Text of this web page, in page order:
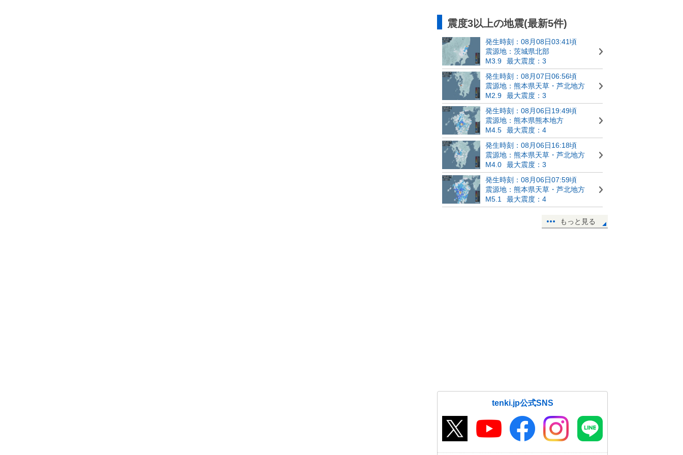
震度3以上の地震(最新5件)
発生時刻：08月08日03:41頃
震源地：茨城県北部
M3.9
最大震度：3
発生時刻：08月07日06:56頃
震源地：熊本県天草・芦北地方
M2.9
最大震度：3
発生時刻：08月06日19:49頃
震源地：熊本県熊本地方
M4.5
最大震度：4
発生時刻：08月06日16:18頃
震源地：熊本県天草・芦北地方
M4.0
最大震度：3
発生時刻：08月06日07:59頃
震源地：熊本県天草・芦北地方
M5.1
最大震度：4
もっと見る
tenki.jp公式SNS